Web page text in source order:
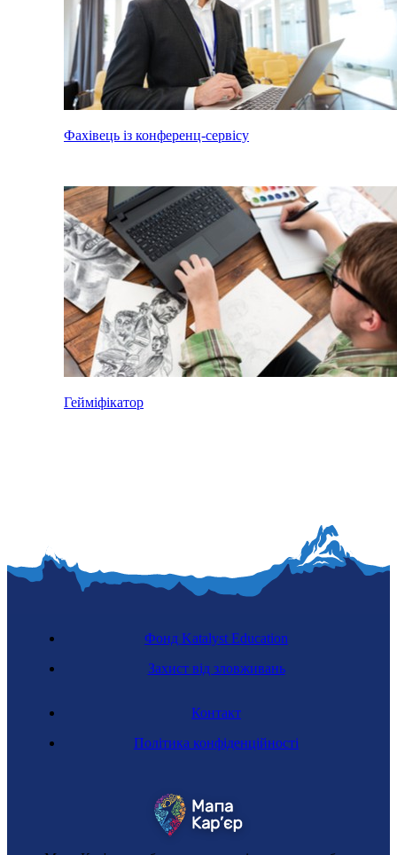
Фахівець із конференц-сервісу
Гейміфікатор
Контакт
Політика конфіденційності
Фонд Katalyst Education
Захист від зловживань